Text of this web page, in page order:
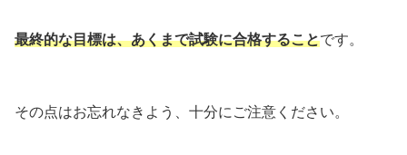
最終的な目標は、あくまで試験に合格することです。
その点はお忘れなきよう、十分にご注意ください。